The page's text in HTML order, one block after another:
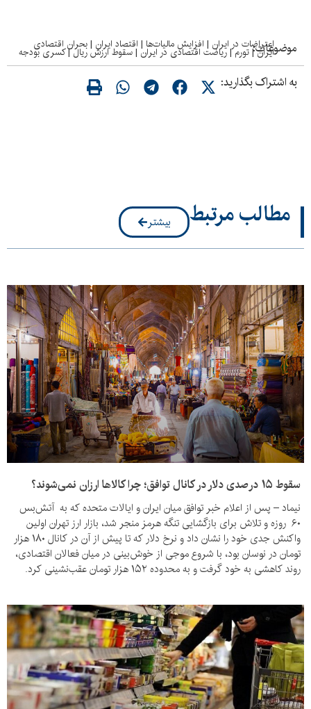
موضوعات:اعتراضات در ایران | افزایش مالیات‌ها | اقتصاد ایران |بحران اقتصادی
ایران|تورم|ریاضت اقتصادی در ایران |سقوط ارزش ریال|کسری بودجه
به اشتراک بگذارید:
مطالب مرتبط بیشتر
سقوط ۱۵ درصدی دلار در کانال توافق؛ چرا کالاها ارزان نمی‌شوند؟
نیماد – پس از اعلام خبر توافق میان ایران و ایالات متحده که به آتش‌بس
۶۰ روزه و تلاش برای بازگشایی تنگه هرمز منجر شد، بازار ارز تهران اولین
واکنش جدی خود را نشان داد و نرخ دلار که تا پیش از آن در کانال ۱۸۰ هزار
تومان در نوسان بود، با شروع موجی از خوش‌بینی در میان فعالان اقتصادی،
روند کاهشی به خود گرفت و به محدوده ۱۵۲ هزار تومان عقب‌نشینی کرد.